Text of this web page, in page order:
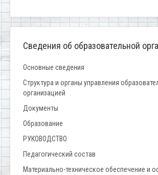
Сведения об образовательной
Основные сведения
Структура и органы управления
организацией
Документы
Образование
РУКОВОДСТВО
Педагогический состав
Материально-техническое обеспечение и